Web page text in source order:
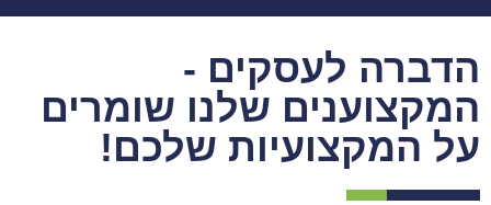
הדברה לעסקים -
המקצוענים שלנו שומרים
על המקצועיות שלכם!